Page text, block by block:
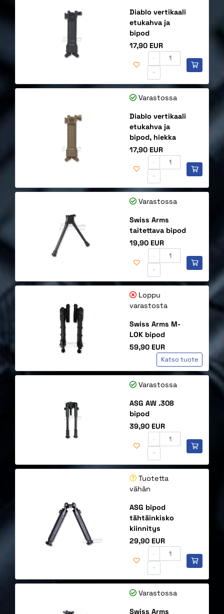
Diablo vertikaali
etukahva ja
bipod
Hinta
17,90 EUR
-
+
Varastossa
Diablo vertikaali
etukahva ja
bipod, hiekka
Hinta
17,90 EUR
-
+
Varastossa
Swiss Arms
taitettava bipod
Hinta
19,90 EUR
-
+
Loppu
varastosta
Swiss Arms M-
LOK bipod
Hinta
59,90 EUR
Katso tuote
Varastossa
ASG AW .308
bipod
Hinta
39,90 EUR
-
+
Tuotetta
vähän
ASG bipod
tähtäinkisko
kiinnitys
Hinta
29,90 EUR
-
+
Varastossa
Swiss Arms